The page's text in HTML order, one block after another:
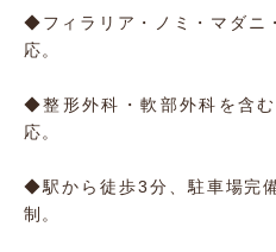
◆フィラリア・ノミ・マダニ
応。
◆整形外科・軟部外科を含
応。
◆駅から徒歩3分、駐車場完
制。